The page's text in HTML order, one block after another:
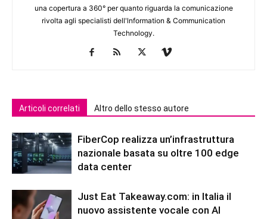
una copertura a 360° per quanto riguarda la comunicazione
rivolta agli specialisti dell'lnformation & Communication
Technology.
Articoli correlati Altro dello stesso autore
FiberCop realizza un’infrastruttura
nazionale basata su oltre 100 edge
data center
Just Eat Takeaway.com: in Italia il
nuovo assistente vocale con AI